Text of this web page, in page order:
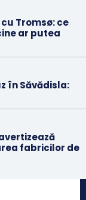
Tromsø: ce
ar putea
în Săvădisla:
fabricilor de